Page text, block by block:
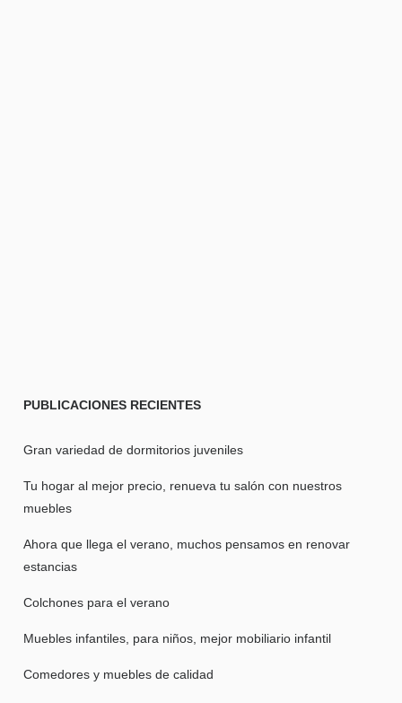
PUBLICACIONES RECIENTES
Gran variedad de dormitorios juveniles
Tu hogar al mejor precio, renueva tu salón con nuestros
muebles
Ahora que llega el verano, muchos pensamos en renovar
estancias
Colchones para el verano
Muebles infantiles, para niños, mejor mobiliario infantil
Comedores y muebles de calidad